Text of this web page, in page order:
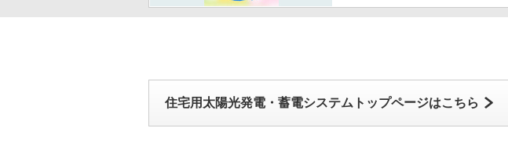
住宅用太陽光発電・蓄電システムトップページはこちら